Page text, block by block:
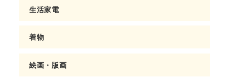
生活家電
着物
絵画・版画